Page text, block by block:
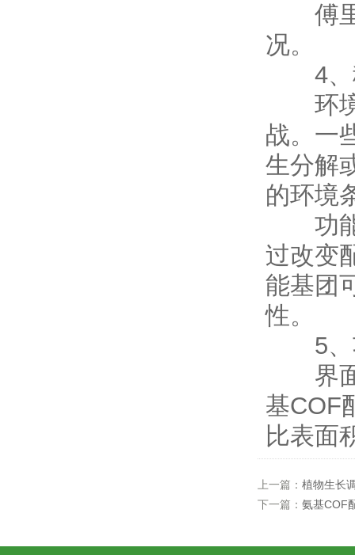
傅里
况。
4、
环境
战。一
生分解
的环境
功能
过改变
能基团
性。
5、
界面
基COF
比表面
上一篇： 植物生长
下一篇： 氨基COF